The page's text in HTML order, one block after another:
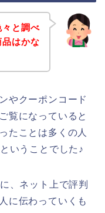
と調べ
はかな
やクーポンコード
覧になっていると
たことは多くの人
いうことでした♪
、ネット上で評判
に伝わっていくも